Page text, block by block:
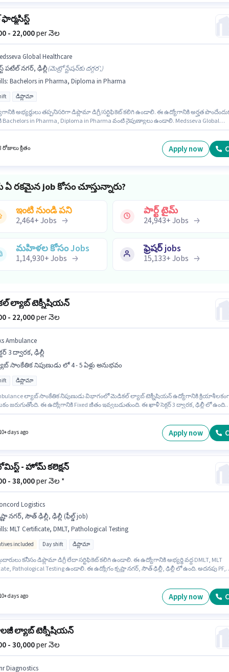
- 22,000per నెల
Global Healthcare
పటేల్ నగర్, ఢిల్లీ(మెట్రో స్టేషన్‌కు దగ్గర',)
: Bachelors in Pharma, Diploma in Pharma
డిప్లొమా
అభ్యర్థులు తప్పనిసరిగా డిప్లొమా డిగ్రీ/సర్టిఫికెట్ కలిగి ఉండాలి. ఈ ఉద్యోగానికి అర్హత
Bachelors in Pharma, Diploma in Pharma వంటి నైపుణ్యాలు ఉండాలి. Medsseva Global
ఈ ఉద్యోగం వెస్ట్ పటేల్ నగర్, ఢిల్లీ లో ఉంది.
రోజులు క్రితం Apply now
ఏ రకమైన job కోసం చూస్తున్నారు?
ఇంటి నుండి పని
2,464+Jobs
పార్ట్ టైమ్
24,943+Jobs
మహిళల కోసం Jobs
1,14,930+Jobs
ఫ్రెషర్ jobs
15,133+Jobs
ల్యాబ్ టెక్నీషియన్
- 22,000per నెల
Ambulance
3 ద్వారక, ఢిల్లీ
సాంకేతిక నిపుణుడు లో 4 - 5 ఏళ్లు అనుభవం
డిప్లొమా
ల్యాబ్ సాంకేతిక నిపుణుడు విభాగంలో మెడికల్ ల్యాబ్ టెక్నీషియన్ ఉద్యోగానికి
జరుగుతోంది. ఈ ఉద్యోగానికి Fixed జీతం ఇవ్వబడుతుంది. ఈ ఖాళీ సెక్టర్ 3 ద్వారక, ఢిల్లీ లో ఉంది.
ఉంటుంది.
days ago Apply now
- హోమ్ కలెక్షన్
- 38,000per నెల *
Logistics
నగర్, సౌత్ ఢిల్లీ, ఢిల్లీ (ఫీల్డ్ job)
: MLT Certificate, DMLT, Pathological Testing
included Day shift డిప్లొమా
కనీసం డిప్లొమా డిగ్రీ లేదా సర్టిఫికెట్ కలిగి ఉండాలి. ఈ ఉద్యోగానికి అభ్యర్థి వద్ద DMLT, MLT
Pathological Testing ఉండాలి. ఈ ఉద్యోగం కృష్ణా నగర్, సౌత్ ఢిల్లీ, ఢిల్లీ లో ఉంది. అదనపు PF,
జీతం ఇవ్వబడుతుంది.
days ago Apply now
ల్యాబ్ టెక్నీషియన్
- 30,000per నెల
Diagnostics